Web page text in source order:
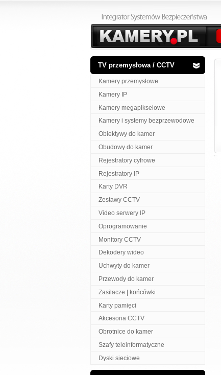
TV przemysłowa / CCTV
Kamery przemysłowe
Kamery IP
Kamery megapikselowe
Kamery i systemy bezprzewodowe
Obiektywy do kamer
Obudowy do kamer
Rejestratory cyfrowe
Rejestratory IP
Karty DVR
Zestawy CCTV
Video serwery IP
Oprogramowanie
Monitory CCTV
Dekodery wideo
Uchwyty do kamer
Przewody do kamer
Zasilacze | końcówki
Karty pamięci
Akcesoria CCTV
Obrotnice do kamer
Szafy teleinformatyczne
Dyski sieciowe